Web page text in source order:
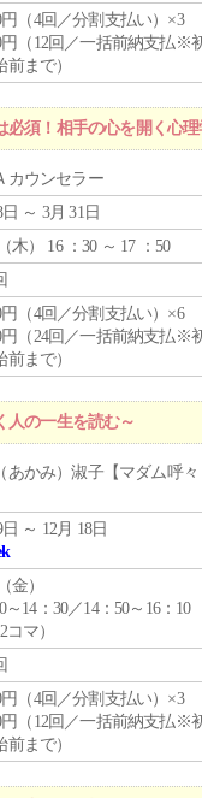
円（4回／分割支払い）×3
円（12回／一括前納支払※
前まで）
須！相手の心を開く心理
カウンセラー
日 ～ 3月 31日
木） 16 ：30 ～ 17 ：50
円（4回／分割支払い）×6
円（24回／一括前納支払※
前まで）
の一生を読む～
あかみ）淑子【マダム呼々
日 ～ 12月 18日
金）
～14：30／14：50～16：10
コマ）
円（4回／分割支払い）×3
円（12回／一括前納支払※
前まで）